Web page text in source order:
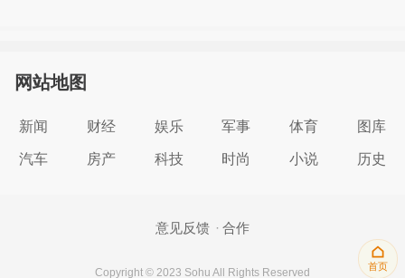
首页
网站地图
新闻 财经 娱乐 军事 体育 图库
汽车 房产 科技 时尚 小说 历史
意见反馈 合作
Copyright © 2023 Sohu All Rights Reserved